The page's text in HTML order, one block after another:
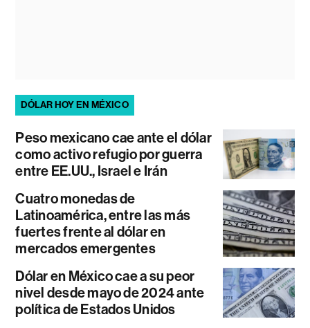
DÓLAR HOY EN MÉXICO
Peso mexicano cae ante el dólar
como activo refugio por guerra
entre EE.UU., Israel e Irán
Cuatro monedas de
Latinoamérica, entre las más
fuertes frente al dólar en
mercados emergentes
Dólar en México cae a su peor
nivel desde mayo de 2024 ante
política de Estados Unidos